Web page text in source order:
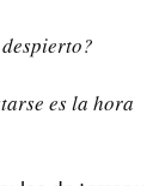
es la hora